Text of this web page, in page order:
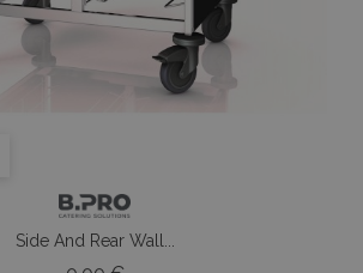
Side And Rear Wall...